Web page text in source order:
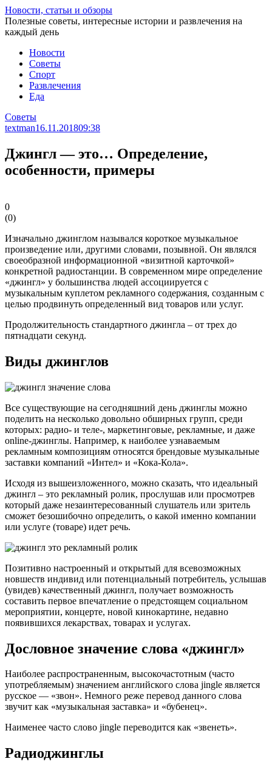
Перейти
к
статье
Новости, статьи и обзоры
Полезные советы, интересные истории и развлечения на
каждый день
Новости
Советы
Спорт
Развлечения
Еда
Советы
textman16.11.201809:38
Джингл — это… Определение,
особенности, примеры
0
(0)
Изначально джинглом назывался короткое музыкальное
произведение или, другими словами, позывной. Он являлся
своеобразной информационной «визитной карточкой»
конкретной радиостанции. В современном мире определение
«джингл» у большинства людей ассоциируется с
музыкальным куплетом рекламного содержания, созданным с
целью продвинуть определенный вид товаров или услуг.
Продолжительность стандартного джингла – от трех до
пятнадцати секунд.
Виды джинглов
Все существующие на сегодняшний день джинглы можно
поделить на несколько довольно обширных групп, среди
которых: радио- и теле-, маркетинговые, рекламные, и даже
online-джинглы. Например, к наиболее узнаваемым
рекламным композициям относятся брендовые музыкальные
заставки компаний «Интел» и «Кока-Кола».
Исходя из вышеизложенного, можно сказать, что идеальный
джингл – это рекламный ролик, прослушав или просмотрев
который даже незаинтересованный слушатель или зритель
сможет безошибочно определить, о какой именно компании
или услуге (товаре) идет речь.
Позитивно настроенный и открытый для всевозможных
новшеств индивид или потенциальный потребитель, услышав
(увидев) качественный джингл, получает возможность
составить первое впечатление о предстоящем социальном
мероприятии, концерте, новой кинокартине, недавно
появившихся лекарствах, товарах и услугах.
Дословное значение слова «джингл»
Наиболее распространенным, высокочастотным (часто
употребляемым) значением английского слова jingle является
русское — «звон». Немного реже перевод данного слова
звучит как «музыкальная заставка» и «бубенец».
Наименее часто слово jingle переводится как «звенеть».
Радиоджинглы